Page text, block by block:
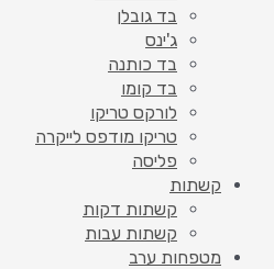
בד גובלן
ג'ינס
בד כותנה
בד קומו
לורקס טריקו
טריקו מודפס לייקרה
פליסה
קשתות
קשתות דקות
קשתות עבות
מטפחות ערב